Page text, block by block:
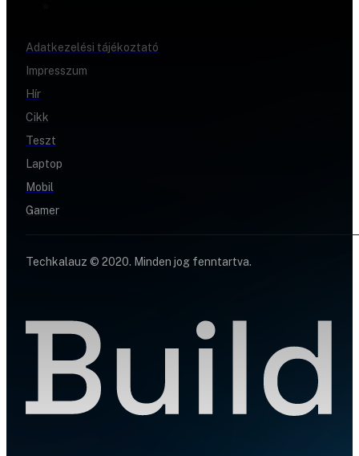
Adatkezelési tájékoztató
Impresszum
Hír
Cikk
Teszt
Laptop
Mobil
Gamer
Techkalauz © 2020. Minden jog fenntartva.